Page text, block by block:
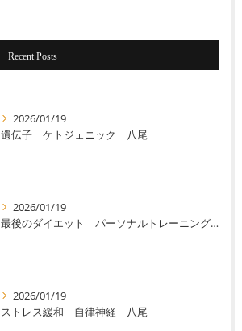
Recent Posts
2026/01/19
遺伝子 ケトジェニック 八尾
2026/01/19
最後のダイエット パーソナルトレーニング 八尾
2026/01/19
ストレス緩和 自律神経 八尾